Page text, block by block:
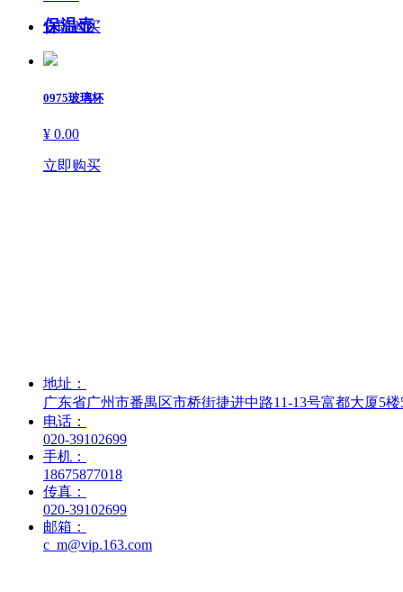
立即购买
0975玻璃杯
¥ 0.00
立即购买
保温壶
地址：
广东省广州市番禺区市桥街捷进中路11-13号富都大厦5楼
电话：
020-39102699
手机：
18675877018
传真：
020-39102699
邮箱：
c_m@vip.163.com